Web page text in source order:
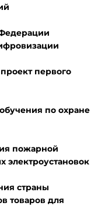
первого
по охране
пожарной
электроустановок
страны
товаров для